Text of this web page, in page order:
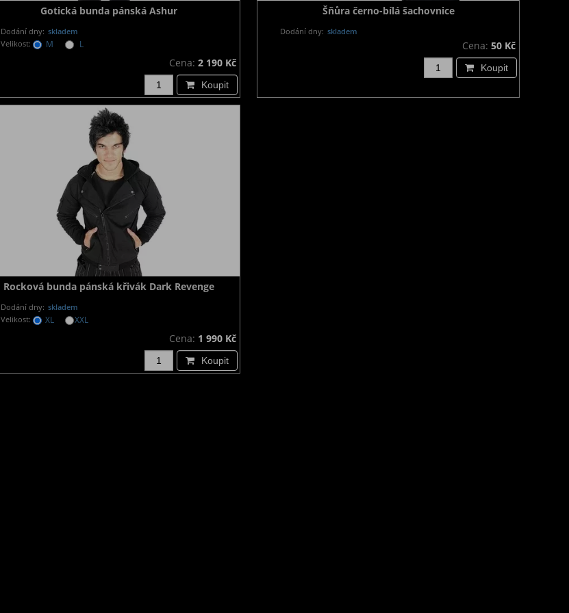
Gotická bunda pánská Ashur
Dodání dny: skladem
Velikost:
M L
Cena: 2 190 Kč
Koupit
Šňůra černo-bílá šachovnice
Dodání dny: skladem
Cena: 50 Kč
Koupit
Rocková bunda pánská křivák Dark Revenge
Dodání dny: skladem
Velikost:
XL XXL
Cena: 1 990 Kč
Koupit